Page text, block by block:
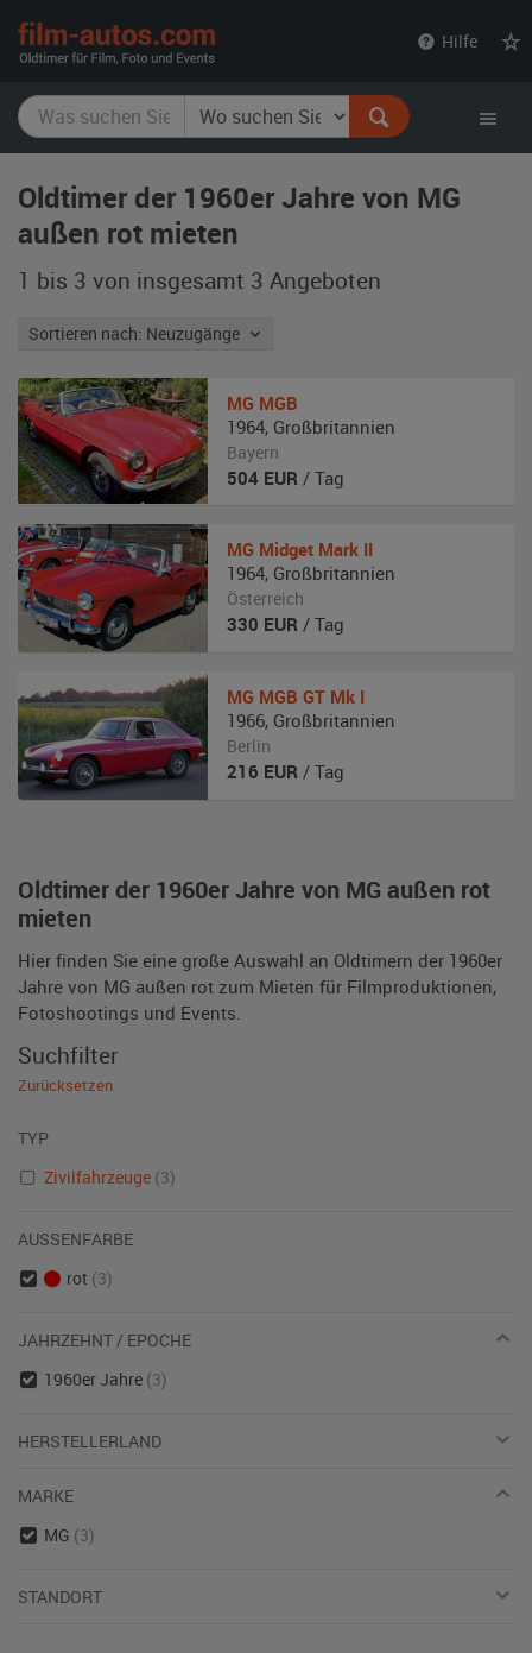
Hilfe
Oldtimer der 1960er Jahre von MG
außen rot mieten
1 bis 3 von insgesamt 3 Angeboten
Sortieren nach: Neuzugänge
Oldtimer der 1960er Jahre von MG außen rot
mieten
Hier finden Sie eine große Auswahl an Oldtimern der 1960er
Jahre von MG außen rot zum Mieten für Filmproduktionen,
Fotoshootings und Events.
MG MGB
1964, Großbritannien
Bayern
504 EUR / Tag
MG Midget Mark II
1964, Großbritannien
Österreich
330 EUR / Tag
MG MGB GT Mk I
1966, Großbritannien
Berlin
216 EUR / Tag
Suchfilter
Zurücksetzen
TYP
Zivilfahrzeuge (3)
AUSSENFARBE
rot (3)
JAHRZEHNT / EPOCHE
1960er Jahre (3)
HERSTELLERLAND
MARKE
MG (3)
STANDORT